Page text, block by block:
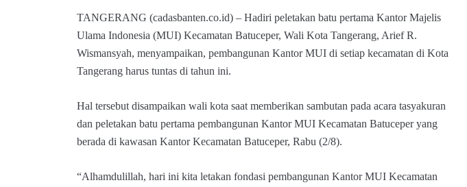
TANGERANG (cadasbanten.co.id) – Hadiri peletakan batu pertama Kantor Majelis
Ulama Indonesia (MUI) Kecamatan Batuceper, Wali Kota Tangerang, Arief R.
Wismansyah, menyampaikan, pembangunan Kantor MUI di setiap kecamatan di Kota
Tangerang harus tuntas di tahun ini.
Hal tersebut disampaikan wali kota saat memberikan sambutan pada acara tasyakuran
dan peletakan batu pertama pembangunan Kantor MUI Kecamatan Batuceper yang
berada di kawasan Kantor Kecamatan Batuceper, Rabu (2/8).
“Alhamdulillah, hari ini kita letakan fondasi pembangunan Kantor MUI Kecamatan